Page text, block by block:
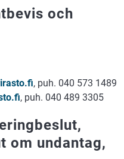
och
, puh. 040 573 1489
, puh. 040 489 3305
om undantag,